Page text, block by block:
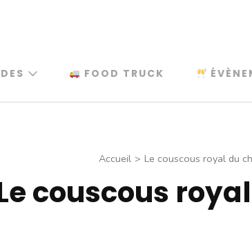
FOOD TRUCK
Accueil > Le couscous royal du
couscous